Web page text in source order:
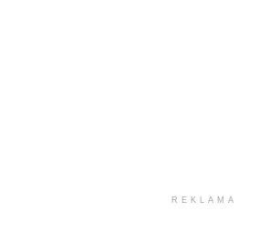
REKLAMA